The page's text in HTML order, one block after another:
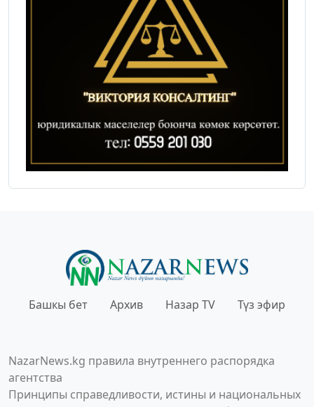
Башкы бет Архив Назар TV Түз эфир
NazarNews.kg правила внутреннего распорядка
агентства
Принципы справедливости, истины и национальных